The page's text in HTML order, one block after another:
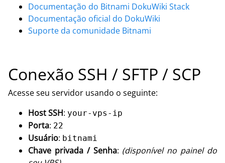
Documentação do Bitnami DokuWiki Stack
Documentação oficial do DokuWiki
Suporte da comunidade Bitnami
Conexão SSH / SFTP / SCP
Acesse seu servidor usando o seguinte:
Host SSH: your-vps-ip
Porta: 22
Usuário: bitnami
Chave privada / Senha: (disponível no painel do